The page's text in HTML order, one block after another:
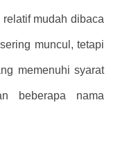
mudah dibaca
muncul, tetapi
memenuhi syarat
beberapa nama